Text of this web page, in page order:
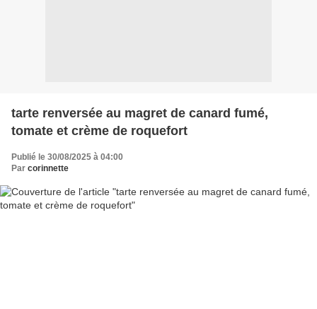
tarte renversée au magret de canard fumé,
tomate et crème de roquefort
Publié le 30/08/2025 à 04:00
Par corinnette